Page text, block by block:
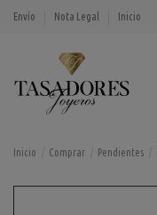
Envío Nota Legal Inicio
Inicio Comprar Pendientes